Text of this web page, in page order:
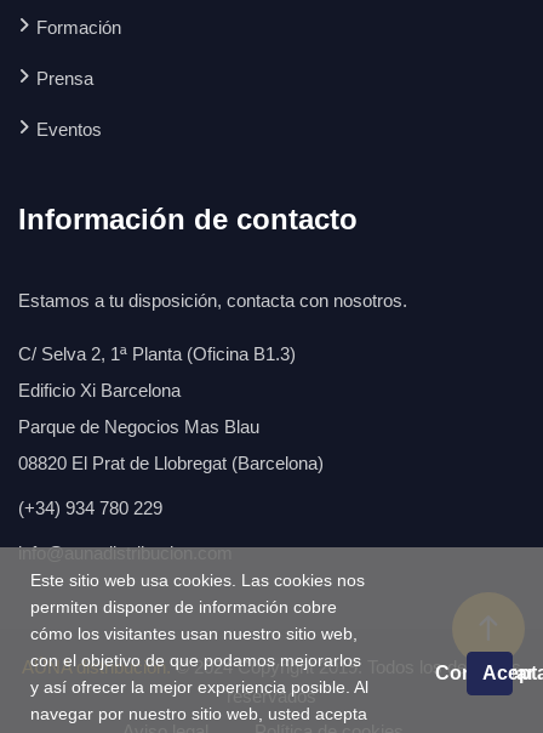
Formación
Prensa
Eventos
Información de contacto
Estamos a tu disposición, contacta con nosotros.
C/ Selva 2, 1ª Planta (Oficina B1.3)
Edificio Xi Barcelona
Parque de Negocios Mas Blau
08820 El Prat de Llobregat (Barcelona)
(+34) 934 780 229
info@aunadistribucion.com
AÚNA distribución.© 2024 Copyright 2019. Todos los derechos
reservados
Este sitio web usa cookies. Las cookies nos
permiten disponer de información cobre
cómo los visitantes usan nuestro sitio web,
con el objetivo de que podamos mejorarlos
y así ofrecer la mejor experiencia posible. Al
navegar por nuestro sitio web, usted acepta
Configurar